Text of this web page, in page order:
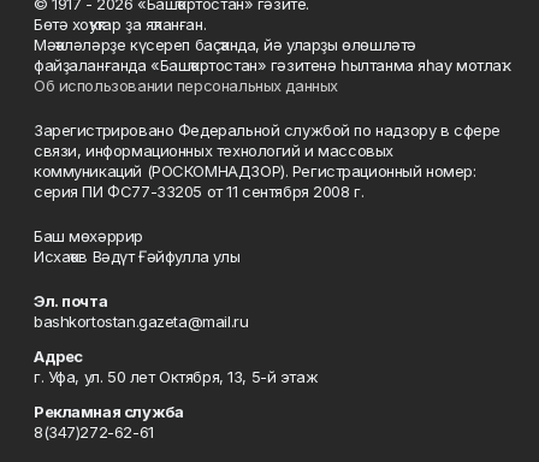
Бөтә хоҡуҡтар ҙа яҡланған.
Мәҡәләләрҙе күсереп баҫҡанда, йә уларҙы өлөшләтә
файҙаланғанда «Башҡортостан» гәзитенә һылтанма яһау мотлаҡ.
Об использовании персональных данных
Зарегистрировано Федеральной службой по надзору в сфере
связи, информационных технологий и массовых
коммуникаций (РОСКОМНАДЗОР). Регистрационный номер:
серия ПИ ФС77-33205 от 11 сентября 2008 г.
Баш мөхәррир
Исхаҡов Вәдүт Ғәйфулла улы
Эл. почта
bashkortostan.gazeta@mail.ru
Адрес
г. Уфа, ул. 50 лет Октября, 13, 5-й этаж
Рекламная служба
8(347)272-62-61